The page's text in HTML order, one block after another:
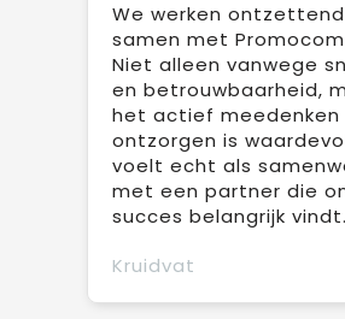
We werken
samen met
Niet alleen vanwege
en betrouwbaarheid,
het actief meedenken
ontzorgen is
voelt echt als
met een partner die
succes belangrijk vindt.
Kruidvat